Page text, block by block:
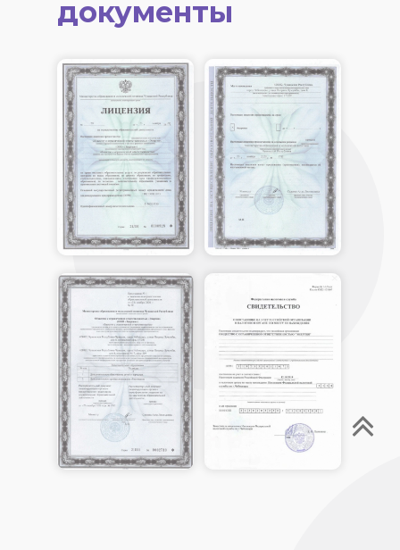
документы